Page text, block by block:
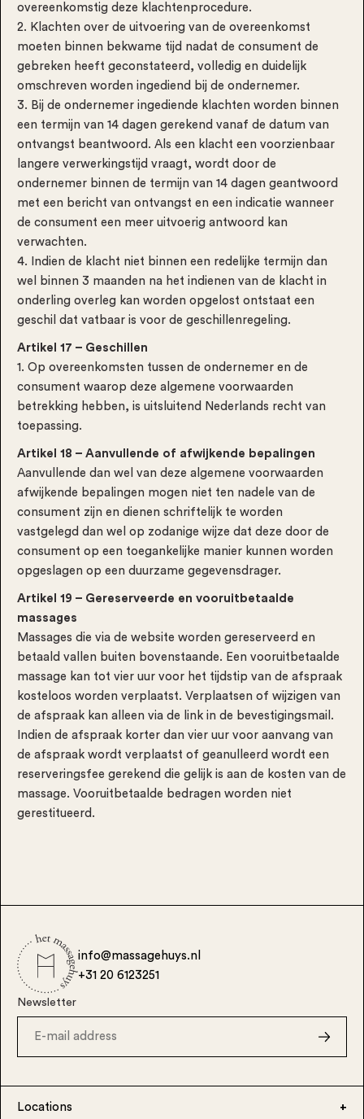
overeenkomstig deze klachtenprocedure.
2. Klachten over de uitvoering van de overeenkomst
moeten binnen bekwame tijd nadat de consument de
gebreken heeft geconstateerd, volledig en duidelijk
omschreven worden ingediend bij de ondernemer.
3. Bij de ondernemer ingediende klachten worden binnen
een termijn van 14 dagen gerekend vanaf de datum van
ontvangst beantwoord. Als een klacht een voorzienbaar
langere verwerkingstijd vraagt, wordt door de
ondernemer binnen de termijn van 14 dagen geantwoord
met een bericht van ontvangst en een indicatie wanneer
de consument een meer uitvoerig antwoord kan
verwachten.
4. Indien de klacht niet binnen een redelijke termijn dan
wel binnen 3 maanden na het indienen van de klacht in
onderling overleg kan worden opgelost ontstaat een
geschil dat vatbaar is voor de geschillenregeling.
Artikel 17 – Geschillen
1. Op overeenkomsten tussen de ondernemer en de
consument waarop deze algemene voorwaarden
betrekking hebben, is uitsluitend Nederlands recht van
toepassing.
Artikel 18 – Aanvullende of afwijkende bepalingen
Aanvullende dan wel van deze algemene voorwaarden
afwijkende bepalingen mogen niet ten nadele van de
consument zijn en dienen schriftelijk te worden
vastgelegd dan wel op zodanige wijze dat deze door de
consument op een toegankelijke manier kunnen worden
opgeslagen op een duurzame gegevensdrager.
Artikel 19 – Gereserveerde en vooruitbetaalde
massages
Massages die via de website worden gereserveerd en
betaald vallen buiten bovenstaande. Een vooruitbetaalde
massage kan tot vier uur voor het tijdstip van de afspraak
kosteloos worden verplaatst. Verplaatsen of wijzigen van
de afspraak kan alleen via de link in de bevestigingsmail.
Indien de afspraak korter dan vier uur voor aanvang van
de afspraak wordt verplaatst of geanulleerd wordt een
reserveringsfee gerekend die gelijk is aan de kosten van de
massage. Vooruitbetaalde bedragen worden niet
gerestitueerd.
info@massagehuys.nl
+31 20 6123251
Newsletter
Locations